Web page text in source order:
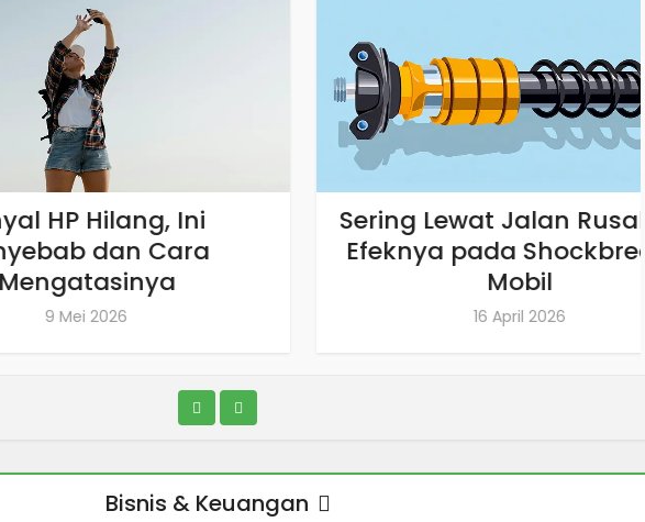
Hilang, Ini
dan Cara
Sering Lewat Jalan Rusak? Ini
Efeknya pada Shockbreaker
16 April 2026
Bisnis & Keuangan